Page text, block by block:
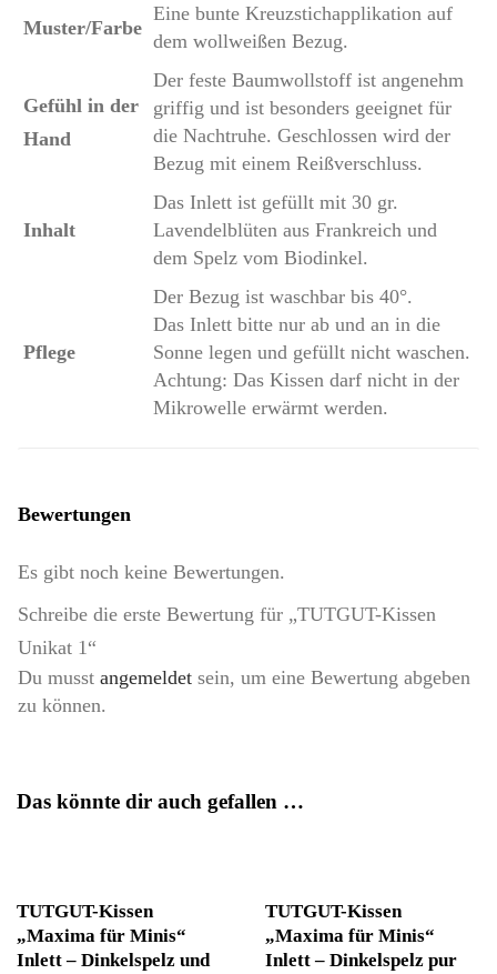
Muster/Farbe
Eine bunte Kreuzstichapplikation auf
dem wollweißen Bezug.
Gefühl in der
Hand
Der feste Baumwollstoff ist angenehm
griffig und ist besonders geeignet für
die Nachtruhe. Geschlossen wird der
Bezug mit einem Reißverschluss.
Inhalt
Das Inlett ist gefüllt mit 30 gr.
Lavendelblüten aus Frankreich und
dem Spelz vom Biodinkel.
Pflege
Der Bezug ist waschbar bis 40°.
Das Inlett bitte nur ab und an in die
Sonne legen und gefüllt nicht waschen.
Achtung: Das Kissen darf nicht in der
Mikrowelle erwärmt werden.
Bewertungen
Es gibt noch keine Bewertungen.
Schreibe die erste Bewertung für „TUTGUT-Kissen
Unikat 1“
Du musst angemeldet sein, um eine Bewertung abgeben
zu können.
Das könnte dir auch gefallen …
TUTGUT-Kissen
„Maxima für Minis“
Inlett – Dinkelspelz und
TUTGUT-Kissen
„Maxima für Minis“
Inlett – Dinkelspelz pur